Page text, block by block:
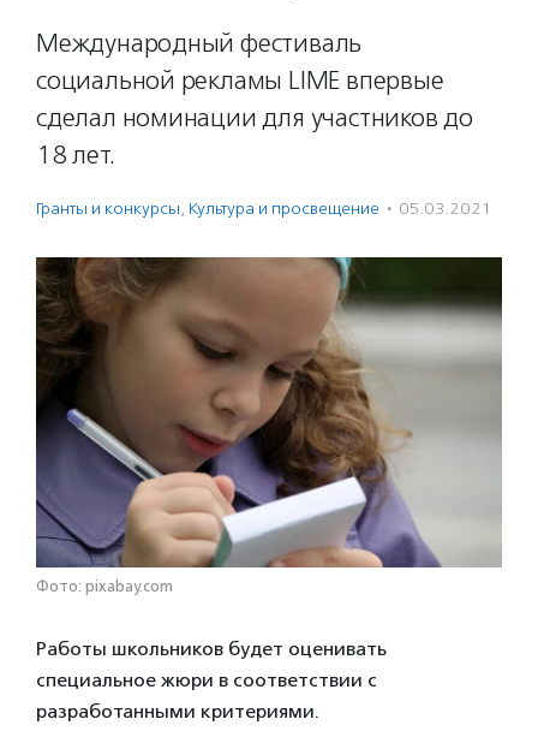
Международный фестиваль
социальной рекламы LIME впервые
сделал номинации для участников до
18 лет.
Гранты и конкурсы, Культура и просвещение · 05.03.2021
Фото: pixabay.com
Работы школьников будет оценивать
специальное жюри в соответствии с
разработанными критериями.